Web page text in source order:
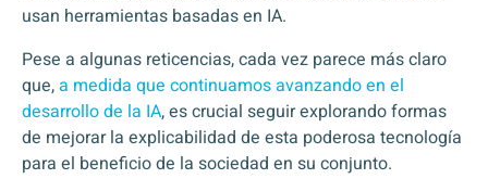
usan herramientas basadas en IA.
Pese a algunas reticencias, cada vez parece más claro
que,a medida que continuamos avanzando en el
desarrollo de la IA, es crucial seguir explorando formas
de mejorar la explicabilidad de esta poderosa tecnología
para el beneficio de la sociedad en su conjunto.